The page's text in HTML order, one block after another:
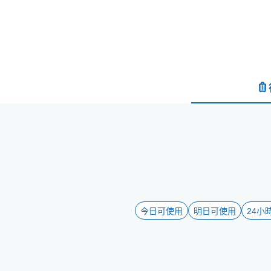
今日可使用 明日可使用 24小